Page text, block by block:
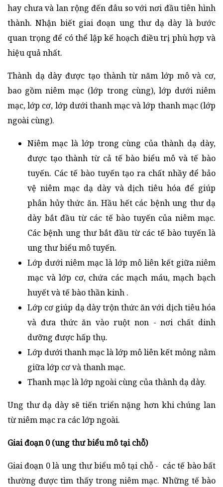
hay chưa và lan rộng đến đâu so với nơi đầu tiên hình
thành. Nhận biết giai đoạn ung thư dạ dày là bước
quan trọng để có thể lập kế hoạch điều trị phù hợp và
hiệu quả nhất.
Thành dạ dày được tạo thành từ năm lớp mô và cơ,
bao gồm niêm mạc (lớp trong cùng), lớp dưới niêm
mạc, lớp cơ, lớp dưới thanh mạc và lớp thanh mạc (lớp
ngoài cùng).
Niêm mạc là lớp trong cùng của thành dạ dày,
được tạo thành từ cả tế bào biểu mô và tế bào
tuyến. Các tế bào tuyến tạo ra chất nhầy để bảo
vệ niêm mạc dạ dày và dịch tiêu hóa để giúp
phân hủy thức ăn. Hầu hết các bệnh ung thư dạ
dày bắt đầu từ các tế bào tuyến của niêm mạc.
Các bệnh ung thư bắt đầu từ các tế bào tuyến là
ung thư biểu mô tuyến.
Lớp dưới niêm mạc là lớp mô liên kết giữa niêm
mạc và lớp cơ, chứa các mạch máu, mạch bạch
huyết và tế bào thần kinh .
Lớp cơ giúp dạ dày trộn thức ăn với dịch tiêu hóa
và đưa thức ăn vào ruột non - nơi chất dinh
dưỡng được hấp thụ.
Lớp dưới thanh mạc là lớp mô liên kết mỏng nằm
giữa lớp cơ và thanh mạc.
Thanh mạc là lớp ngoài cùng của thành dạ dày.
Ung thư dạ dày sẽ tiến triển nặng hơn khi chúng lan
từ niêm mạc ra các lớp ngoài.
Giai đoạn 0 (ung thư biểu mô tại chỗ)
Giai đoạn 0 là ung thư biểu mô tại chỗ - các tế bào bất
thường được tìm thấy trong niêm mạc. Những tế bào